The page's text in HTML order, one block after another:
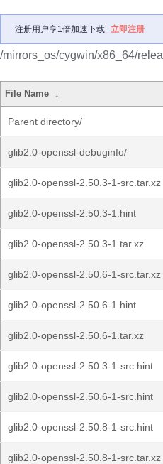
注册用户享1倍加速下载 立即注册
/mirrors_os/cygwin/x86_64/
File Name ↓
Parent directory/
glib2.0-openssl-debuginfo/
glib2.0-openssl-2.50.3-1-src.tar.xz
glib2.0-openssl-2.50.3-1.hint
glib2.0-openssl-2.50.3-1.tar.xz
glib2.0-openssl-2.50.6-1-src.tar.xz
glib2.0-openssl-2.50.6-1.hint
glib2.0-openssl-2.50.6-1.tar.xz
glib2.0-openssl-2.50.3-1-src.hint
glib2.0-openssl-2.50.6-1-src.hint
glib2.0-openssl-2.50.8-1-src.hint
glib2.0-openssl-2.50.8-1-src.tar.xz